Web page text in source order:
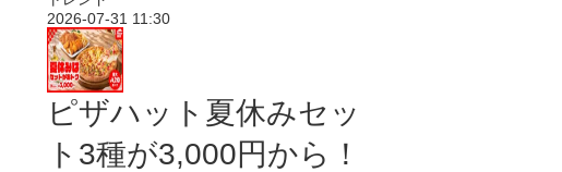
2026-07-31 11:30
ピザハット夏休みセッ
ト3種が3,000円から！